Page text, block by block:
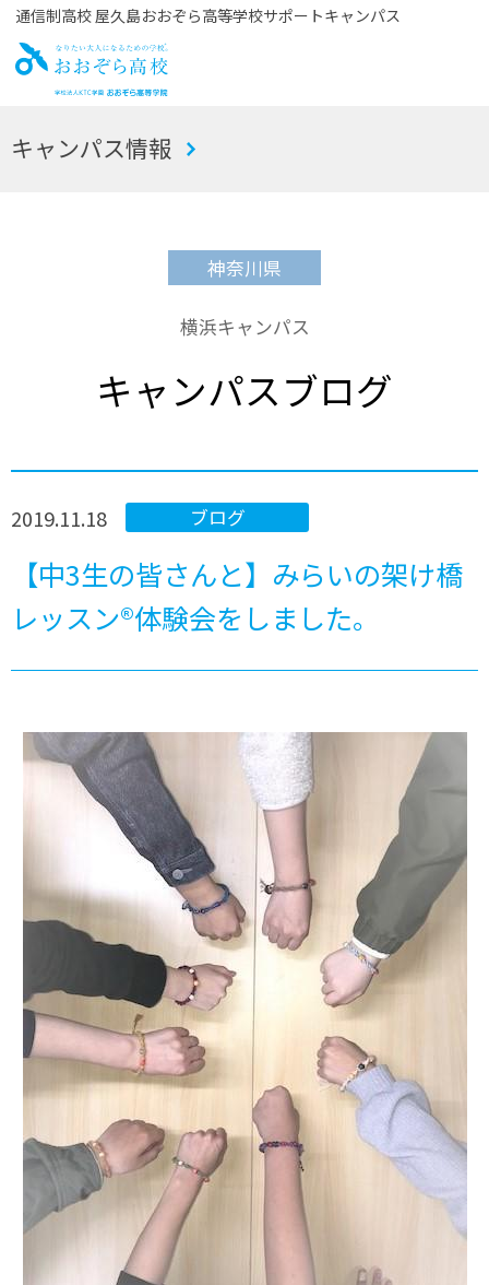
通信制高校 屋久島おおぞら高等学校サポートキャンパス
お
キャンパス情報
神奈川県
横浜キャンパス
キャンパスブログ
ブログ
2019.11.18
【中3生の皆さんと】みらいの架け橋
レッスン®体験会をしました。